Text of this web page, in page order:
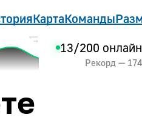
КартаКоманды
13/200 онлайн
Рекорд — 174